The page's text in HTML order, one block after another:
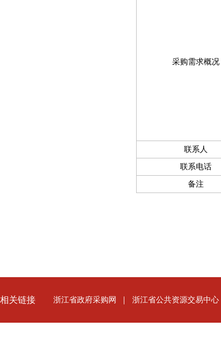
采购需求概况
联系人
联系电话
备注
相关链接 浙江省政府采购网 浙江省公共资源交易中心